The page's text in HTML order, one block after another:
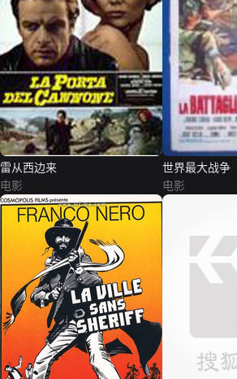
雷从西边来
电影
世界最大战争
电影